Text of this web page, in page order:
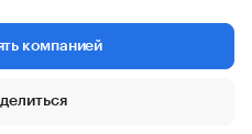
компанией